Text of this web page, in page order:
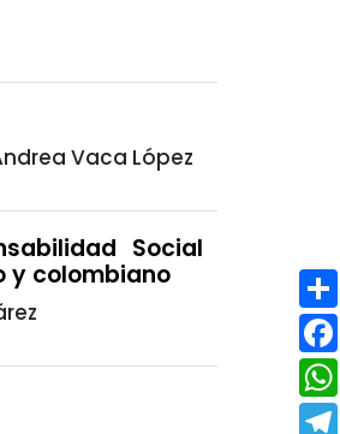
Vaca López
Social
y colombiano